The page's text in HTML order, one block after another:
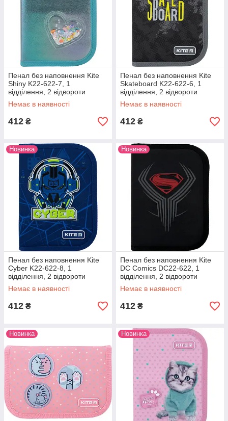
Пенал без наповнення Kite
Shiny K22-622-7, 1
відділення, 2 відвороти
Немає в наявності
412 ₴
Пенал без наповнення Kite
Skateboard K22-622-6, 1
відділення, 2 відвороти
Немає в наявності
412 ₴
Новинка
Пенал без наповнення Kite
Cyber K22-622-8, 1
відділення, 2 відвороти
Немає в наявності
412 ₴
Новинка
Пенал без наповнення Kite
DC Comics DC22-622, 1
відділення, 2 відвороти
Немає в наявності
412 ₴
Новинка Новинка